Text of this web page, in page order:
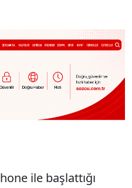
ile başlattığı